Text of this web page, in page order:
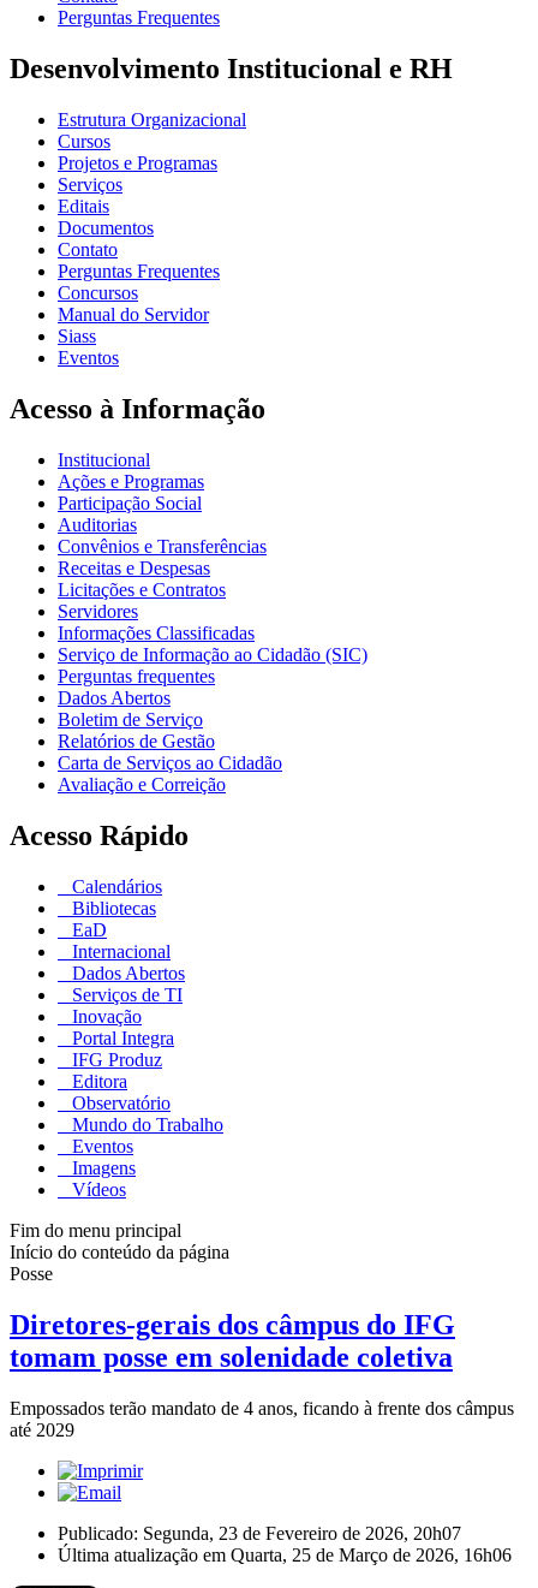
Perguntas Frequentes
Desenvolvimento Institucional e RH
Estrutura Organizacional
Cursos
Projetos e Programas
Serviços
Editais
Documentos
Contato
Perguntas Frequentes
Concursos
Manual do Servidor
Siass
Eventos
Acesso à Informação
Institucional
Ações e Programas
Participação Social
Auditorias
Convênios e Transferências
Receitas e Despesas
Licitações e Contratos
Servidores
Informações Classificadas
Serviço de Informação ao Cidadão (SIC)
Perguntas frequentes
Dados Abertos
Boletim de Serviço
Relatórios de Gestão
Carta de Serviços ao Cidadão
Avaliação e Correição
Acesso Rápido
Calendários
Bibliotecas
EaD
Internacional
Dados Abertos
Serviços de TI
Inovação
Portal Integra
IFG Produz
Editora
Observatório
Mundo do Trabalho
Eventos
Imagens
Vídeos
Fim do menu principal
Início do conteúdo da página
Posse
Diretores-gerais dos câmpus do IFG
tomam posse em solenidade coletiva
Empossados terão mandato de 4 anos, ficando à frente dos câmpus
até 2029
Publicado: Segunda, 23 de Fevereiro de 2026, 20h07
Última atualização em Quarta, 25 de Março de 2026, 16h06